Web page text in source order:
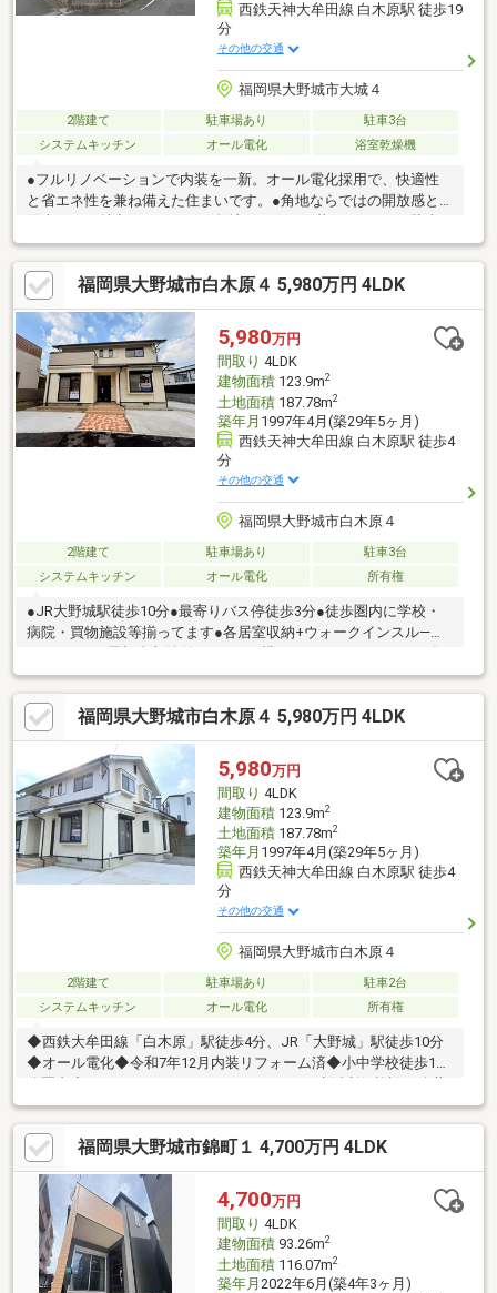
西鉄天神大牟田線 白木原駅 徒歩19
分
その他の交通
福岡県大野城市大城４
2階建て 駐車場あり
駐車3台
システムキッチン
オール電化 浴室乾燥機
●フルリノベーションで内装を一新。オール電化採用で、快適性
と省エネ性を兼ね備えた住まいです。●角地ならではの開放感と
場3台分を確保し、うち1台は車庫付き。家族用も来客用も安心で
す。●車庫から居室へ直接出入りできるため、雨の日や荷物の多
い日も便利な動線です。●延床約155㎡のゆとりある住空間。大家
族や二世帯利用も検討しやすい広さです。●階には約3帖の納戸を
設置。季節用品や趣味の道具もすっきり収納できます。●オール
電化・車庫付き・駐車3台可を備え、利便性と快適性を兼ね備えた
住まいです。
福岡県大野城市白木原４ 5,980万円 4LDK
5,980万円
間取り 4LDK
建物面積123.9m2
土地面積187.78m2
築年月 1997年4月(築29年5ヶ月)
西鉄天神大牟田線 白木原駅 徒歩4
分
その他の交通
福岡県大野城市白木原４
2階建て 駐車場あり
駐車3台
システムキッチン
オール電化 所有権
●JR大野城駅徒歩10分●最寄りバス停徒歩3分●徒歩圏内に学校・
病院・買物施設等揃ってます●各居室収納+ウォークインスル―ク
12月内装リフォーム済（洗面台交換、IHコンロ・換気扇等交換、
照明器具交換、畳表替え、襖・障子・網戸張替え、クロス・CFシ
ート貼替え）駅から徒歩4分です。内装リフォーム済の物件です。
不動産を探すなら、当社にお任せください。不動産の購入につい
てお困りの点などございましたら、ぜひご連絡くださいませ。
福岡県大野城市白木原４ 5,980万円 4LDK
5,980万円
間取り 4LDK
建物面積123.9m2
土地面積187.78m2
築年月 1997年4月(築29年5ヶ月)
西鉄天神大牟田線 白木原駅 徒歩4
分
その他の交通
福岡県大野城市白木原４
2階建て 駐車場あり
駐車2台
システムキッチン
オール電化 所有権
◆西鉄大牟田線「白木原」駅徒歩4分、JR「大野城」駅徒歩10分
◆オール電化◆令和7年12月内装リフォーム済◆小中学校徒歩10
機関が近隣に揃う便利な立地です。子育て世代にも人気のエリア
で、小中学校も徒歩10分内ですので通学も安心です。ぜひご覧く
ださい！福岡県大野城市錦町１ 4,700万円 4LDK
4,700万円
間取り 4LDK
建物面積93.26m2
土地面積116.07m2
築年月 2022年6月(築4年3ヶ月)